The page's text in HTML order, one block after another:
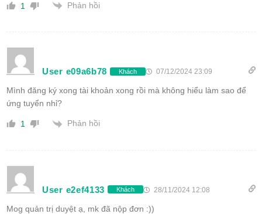
1 Phản hồi
User e09a6b78 Khách 07/12/2024 23:09
Mình đăng ký xong tài khoản xong rồi mà không hiểu làm sao để
ứng tuyển nhỉ?
1 Phản hồi
User e2ef4133 Khách 28/11/2024 12:08
Mog quản trị duyệt ạ, mk đã nộp đơn :))